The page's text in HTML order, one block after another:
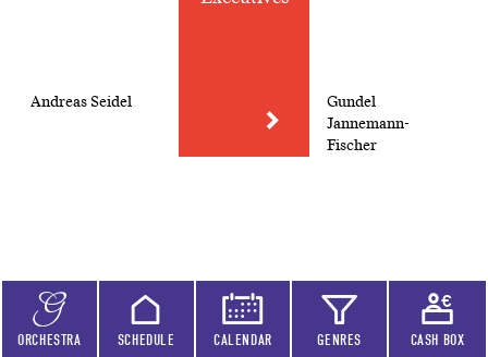
ORCHESTRA SCHEDULE CALENDAR GENRES CASH BOX
Andreas Seidel
Gundel
Jannemann-
Fischer
Jonathan Müller Regine Korneli Ralf Götz